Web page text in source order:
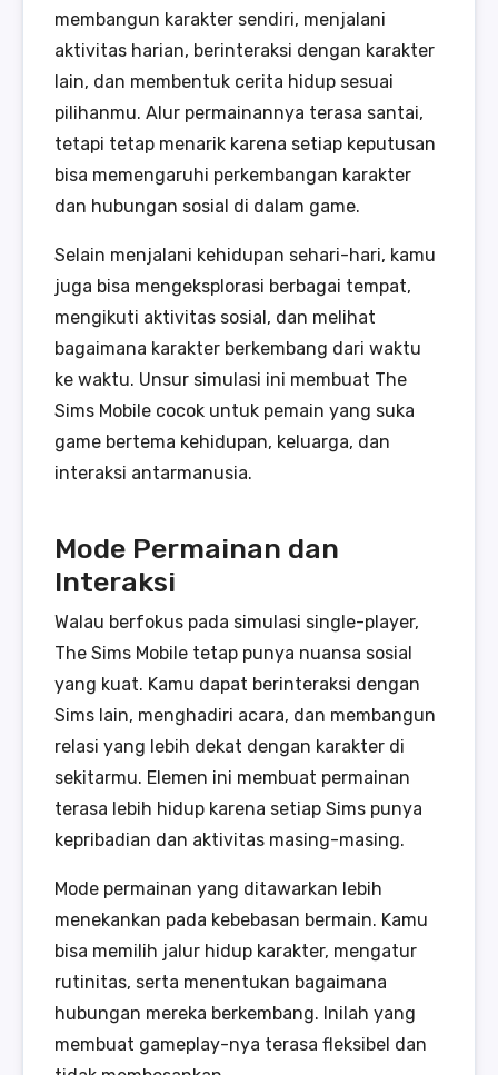
membangun karakter sendiri, menjalani
aktivitas harian, berinteraksi dengan karakter
lain, dan membentuk cerita hidup sesuai
pilihanmu. Alur permainannya terasa santai,
tetapi tetap menarik karena setiap keputusan
bisa memengaruhi perkembangan karakter
dan hubungan sosial di dalam game.
Selain menjalani kehidupan sehari-hari, kamu
juga bisa mengeksplorasi berbagai tempat,
mengikuti aktivitas sosial, dan melihat
bagaimana karakter berkembang dari waktu
ke waktu. Unsur simulasi ini membuat The
Sims Mobile cocok untuk pemain yang suka
game bertema kehidupan, keluarga, dan
interaksi antarmanusia.
Mode Permainan dan
Interaksi
Walau berfokus pada simulasi single-player,
The Sims Mobile tetap punya nuansa sosial
yang kuat. Kamu dapat berinteraksi dengan
Sims lain, menghadiri acara, dan membangun
relasi yang lebih dekat dengan karakter di
sekitarmu. Elemen ini membuat permainan
terasa lebih hidup karena setiap Sims punya
kepribadian dan aktivitas masing-masing.
Mode permainan yang ditawarkan lebih
menekankan pada kebebasan bermain. Kamu
bisa memilih jalur hidup karakter, mengatur
rutinitas, serta menentukan bagaimana
hubungan mereka berkembang. Inilah yang
membuat gameplay-nya terasa fleksibel dan